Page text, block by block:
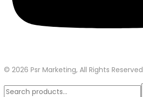
© 2026 Psr Marketing, All Rights Reserved
Search